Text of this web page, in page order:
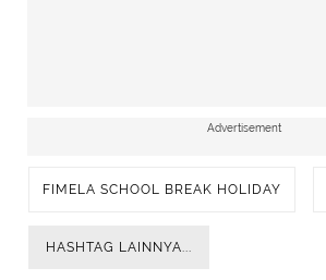
Advertisement
FIMELA SCHOOL BREAK HOLIDAY
HASHTAG LAINNYA...